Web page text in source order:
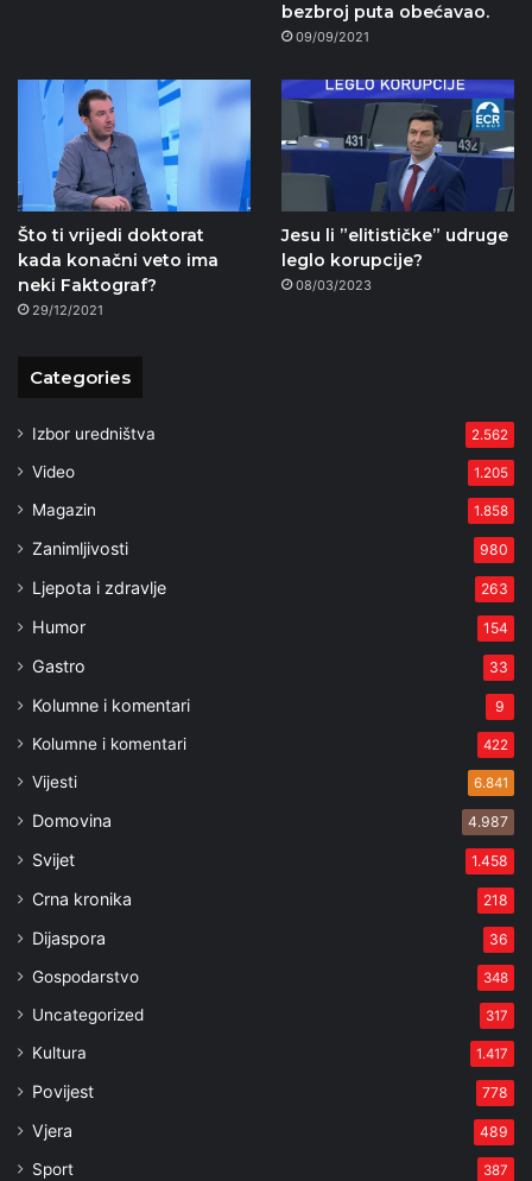
bezbroj puta obećavao.
09/09/2021
Što ti vrijedi doktorat
kada konačni veto ima
neki Faktograf?
29/12/2021
Jesu li ”elitističke” udruge
leglo korupcije?
08/03/2023
Categories
Izbor uredništva 2.562
Video 1.205
Magazin 1.858
Zanimljivosti 980
Ljepota i zdravlje 263
Humor 154
Gastro 33
Kolumne i komentari 9
Kolumne i komentari 422
Vijesti 6.841
Domovina 4.987
Svijet 1.458
Crna kronika 218
Dijaspora 36
Gospodarstvo 348
Uncategorized 317
Kultura 1.417
Povijest 778
Vjera 489
Sport 387